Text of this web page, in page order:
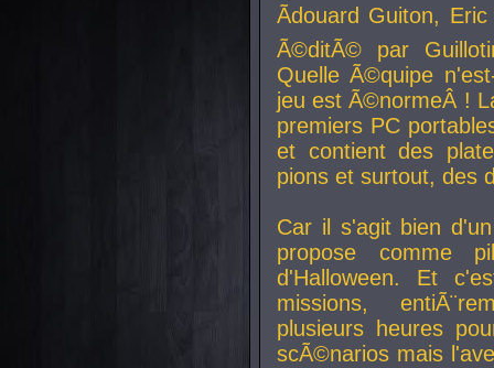
Ãdouard Guiton,
Ã©ditÃ© par
Quelle Ã©quipe
jeu est Ã©normeÂ !
premiers PC
et contient des
pions et surtout, des
Car il s'agit bien
propose comme
d'Halloween. Et
missions,
plusieurs heures
scÃ©narios mais